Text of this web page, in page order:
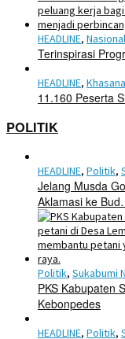
HEADLINE, Nasional
Terinspirasi
HEADLINE,
11.160 Peserta
POLITIK
HEADLINE, Politik,
Jelang Musda
Aklamasi ke
Politik, Sukabumi
PKS Kabupaten
Kebonpedes
HEADLINE, Politik,